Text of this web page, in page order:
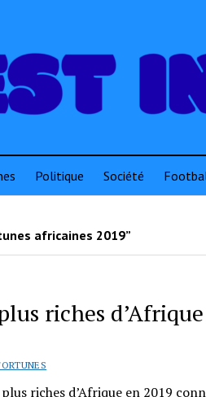
Politique Société
africaines 2019”
riches
riches d’Afrique en 2019